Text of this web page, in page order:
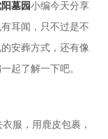
墓园小编今天分享
耳闻，只不过是不
安葬方式，还有像
起了解一下吧。
服，用鹿皮包裹，